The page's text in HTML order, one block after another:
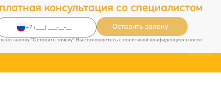
консультация со специалистом
Оставить заявку
на кнопку "Оставить заявку" Вы соглашаетесь c политикой конфиденциальности